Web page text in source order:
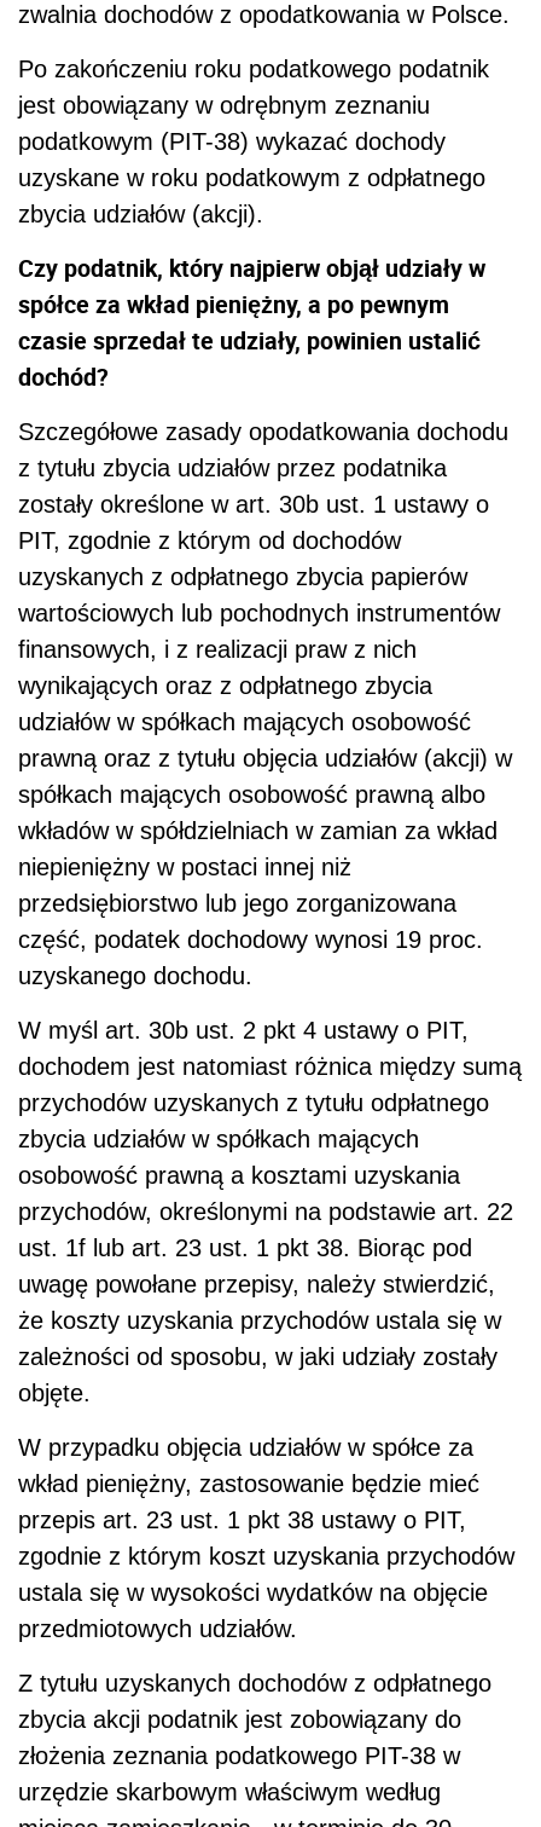
zwalnia dochodów z opodatkowania w Polsce.
Po zakończeniu roku podatkowego podatnik
jest obowiązany w odrębnym zeznaniu
podatkowym (PIT-38) wykazać dochody
uzyskane w roku podatkowym z odpłatnego
zbycia udziałów (akcji).
Czy podatnik, który najpierw objął udziały w
spółce za wkład pieniężny, a po pewnym
czasie sprzedał te udziały, powinien ustalić
dochód?
Szczegółowe zasady opodatkowania dochodu
z tytułu zbycia udziałów przez podatnika
zostały określone w art. 30b ust. 1 ustawy o
PIT, zgodnie z którym od dochodów
uzyskanych z odpłatnego zbycia papierów
wartościowych lub pochodnych instrumentów
finansowych, i z realizacji praw z nich
wynikających oraz z odpłatnego zbycia
udziałów w spółkach mających osobowość
prawną oraz z tytułu objęcia udziałów (akcji) w
spółkach mających osobowość prawną albo
wkładów w spółdzielniach w zamian za wkład
niepieniężny w postaci innej niż
przedsiębiorstwo lub jego zorganizowana
część, podatek dochodowy wynosi 19 proc.
uzyskanego dochodu.
W myśl art. 30b ust. 2 pkt 4 ustawy o PIT,
dochodem jest natomiast różnica między sumą
przychodów uzyskanych z tytułu odpłatnego
zbycia udziałów w spółkach mających
osobowość prawną a kosztami uzyskania
przychodów, określonymi na podstawie art. 22
ust. 1f lub art. 23 ust. 1 pkt 38. Biorąc pod
uwagę powołane przepisy, należy stwierdzić,
że koszty uzyskania przychodów ustala się w
zależności od sposobu, w jaki udziały zostały
objęte.
W przypadku objęcia udziałów w spółce za
wkład pieniężny, zastosowanie będzie mieć
przepis art. 23 ust. 1 pkt 38 ustawy o PIT,
zgodnie z którym koszt uzyskania przychodów
ustala się w wysokości wydatków na objęcie
przedmiotowych udziałów.
Z tytułu uzyskanych dochodów z odpłatnego
zbycia akcji podatnik jest zobowiązany do
złożenia zeznania podatkowego PIT-38 w
urzędzie skarbowym właściwym według